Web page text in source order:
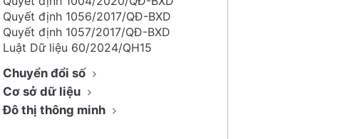
Quyết định 1056/2017/QĐ-BXD
Quyết định 1057/2017/QĐ-BXD
Luật Dữ liệu 60/2024/QH15
Chuyển đổi số
Cơ sở dữ liệu
Đô thị thông minh